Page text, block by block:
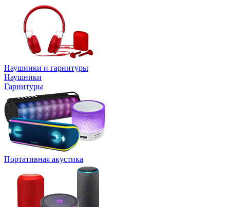
Наушники и гарнитуры
Наушники
Гарнитуры
Портативная акустика